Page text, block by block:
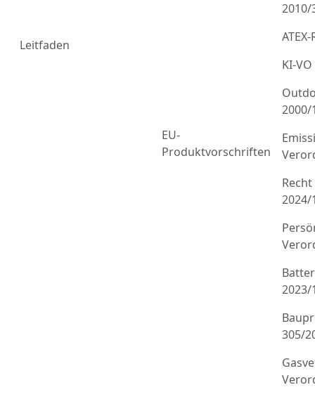
Leitfaden
EU-
Produktvorschriften
2010/
KI-
2000/
2024/
2023/
305/